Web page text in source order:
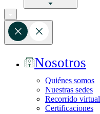
Nosotros
Quiénes somos
Nuestras sedes
Recorrido virtual
Certificaciones